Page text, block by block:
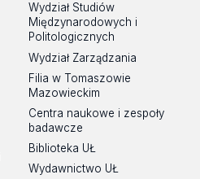
Wydział Studiów
Międzynarodowych i
Politologicznych
Wydział Zarządzania
Filia w Tomaszowie
Mazowieckim
Centra naukowe i zespoły
badawcze
Biblioteka UŁ
Wydawnictwo UŁ